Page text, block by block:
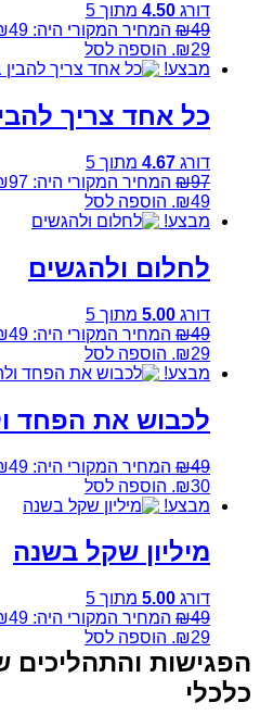
דורג 4.50 מתוך 5
₪49 המחיר המקורי היה: ₪49.
₪29. הוספה לסל
מבצע!
כל אחד צריך
דורג 4.67 מתוך 5
₪97 המחיר המקורי היה: ₪97.
₪49. הוספה לסל
מבצע!
לחלום ולהגשים
דורג 5.00 מתוך 5
₪49 המחיר המקורי היה: ₪49.
₪29. הוספה לסל
מבצע!
לכבוש את הפחד
₪49 המחיר המקורי היה: ₪49.
₪30. הוספה לסל
מבצע!
מיליון שקל בשנה
דורג 5.00 מתוך 5
₪49 המחיר המקורי היה: ₪49.
₪29. הוספה לסל
הפגישות והתהליכים
כלכלי